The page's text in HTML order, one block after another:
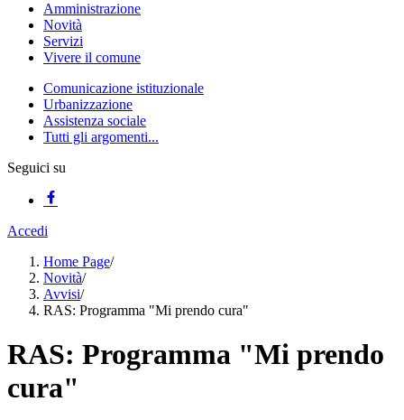
Amministrazione
Novità
Servizi
Vivere il comune
Comunicazione istituzionale
Urbanizzazione
Assistenza sociale
Tutti gli argomenti...
Seguici su
Accedi
Home Page/
Novità/
Avvisi/
RAS: Programma "Mi prendo cura"
RAS: Programma "Mi prendo
cura"